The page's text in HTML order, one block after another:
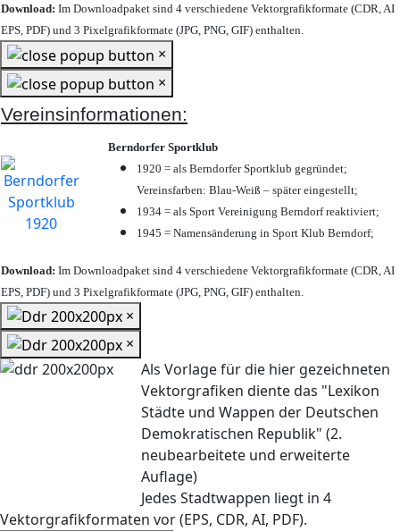
Download: Im Downloadpaket sind 4 verschiedene Vektorgrafikformate (CDR, AI
EPS, PDF) und 3 Pixelgrafikformate (JPG, PNG, GIF) enthalten.
×
×
Vereinsinformationen:
Berndorfer Sportklub
1920 = als Berndorfer Sportklub gegründet;
Vereinsfarben: Blau-Weiß – später eingestellt;
1934 = als Sport Vereinigung Berndorf reaktiviert;
1945 = Namensänderung in Sport Klub Berndorf;
Download: Im Downloadpaket sind 4 verschiedene Vektorgrafikformate (CDR, AI
EPS, PDF) und 3 Pixelgrafikformate (JPG, PNG, GIF) enthalten.
×
×
Als Vorlage für die hier gezeichneten
Vektorgrafiken diente das "Lexikon
Städte und Wappen der Deutschen
Demokratischen Republik" (2.
neubearbeitete und erweiterte
Auflage)
Jedes Stadtwappen liegt in 4
Vektorgrafikformaten vor (EPS, CDR, AI, PDF).